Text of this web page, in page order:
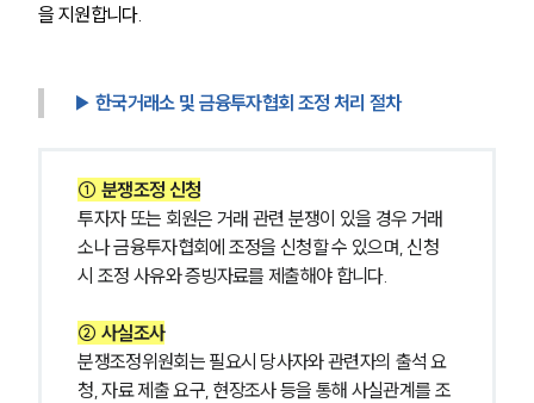
을 지원합니다.
▶ 한국거래소 및 금융투자협회 조정 처리 절차
① 분쟁조정 신청
투자자 또는 회원은 거래 관련 분쟁이 있을 경우 거래
소나 금융투자협회에 조정을 신청할 수 있으며, 신청
시 조정 사유와 증빙자료를 제출해야 합니다.
② 사실조사
분쟁조정위원회는 필요시 당사자와 관련자의 출석 요
청, 자료 제출 요구, 현장조사 등을 통해 사실관계를 조